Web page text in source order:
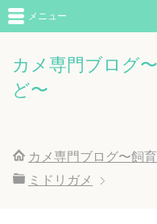
カメ専門ブログ
ど〜
メニュー
カメ専門ブログ〜飼
ミドリガメ